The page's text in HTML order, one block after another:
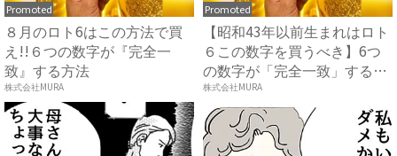
Promoted
８月のロト6はこの方法で買
え!!６つの数字が『完全一
致』する方法
株式会社MURA
Promoted
【昭和43年以前生まれはロト
６この数字を買うべき】6つ
の数字が「完全一致」する
方...
株式会社MURA